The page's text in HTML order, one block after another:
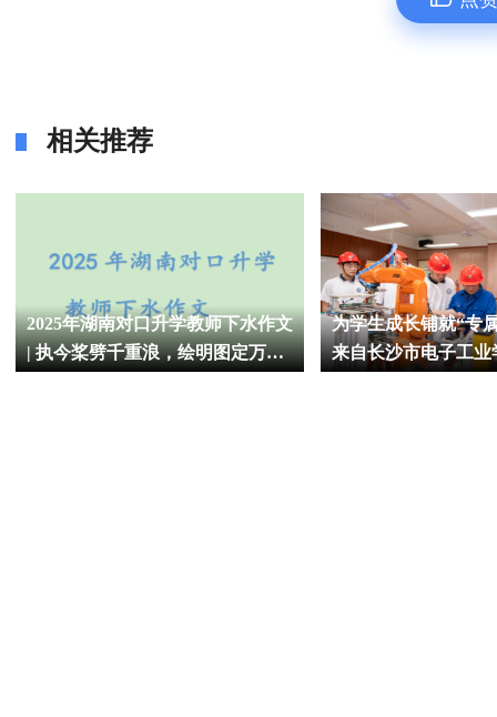
相关推荐
2025年湖南对口升学教师下水作文
| 执今桨劈千重浪，绘明图定万里
为学生成长铺就“专
来自长沙市电子工业